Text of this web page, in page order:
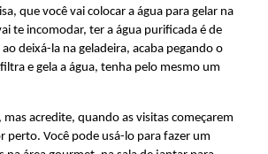
que você vai colocar a água para gelar na
te incomodar, ter a água purificada é de
deixá-la na geladeira, acaba pegando o
e gela a água, tenha pelo mesmo um
acredite, quando as visitas começarem
perto. Você pode usá-lo para fazer um